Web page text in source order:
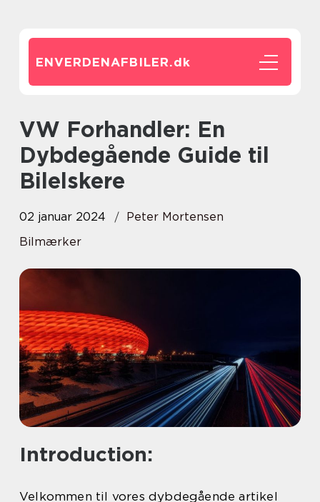
ENVERDENAFBILER.dk
VW Forhandler: En
Dybdegående Guide til
Bilelskere
02 januar 2024
Peter Mortensen
Bilmærker
Introduction:
Velkommen til vores dybdegående artikel